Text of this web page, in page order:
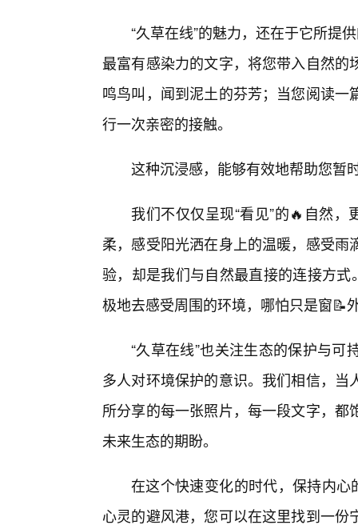
“久草在线”的魅力，还在于它所提
最富有感染力的文字，将您带入自然
鸣鸟叫，闻到泥土的芬芳；当您阅读
行一次亲密的接触。
这种沉浸感，能够有效地帮助您暂
我们不仅仅呈现“看见”的🔥自然
柔，感受阳光洒在身上的温暖，感受
验，却是我们与自然最直接的连接方
极地去感受周围的环境，哪怕只是窗📝
“久草在线”也关注生态的保护与
多人对环境保护的意识。我们相信，
所分享的每一张照片，每一段文字，
未来生态的期盼。
在这个快速变化的时代，保持内心
心灵的避风港，您可以在这里找到一